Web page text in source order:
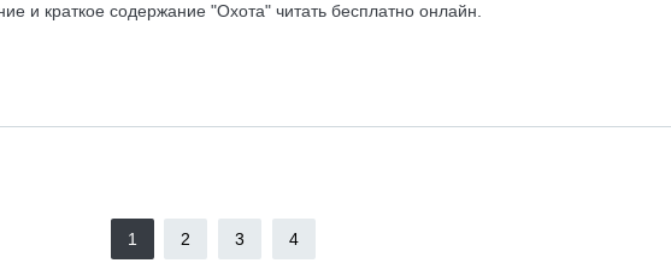
и краткое содержание "Охота" читать бесплатно онлайн.
1 2 3 4